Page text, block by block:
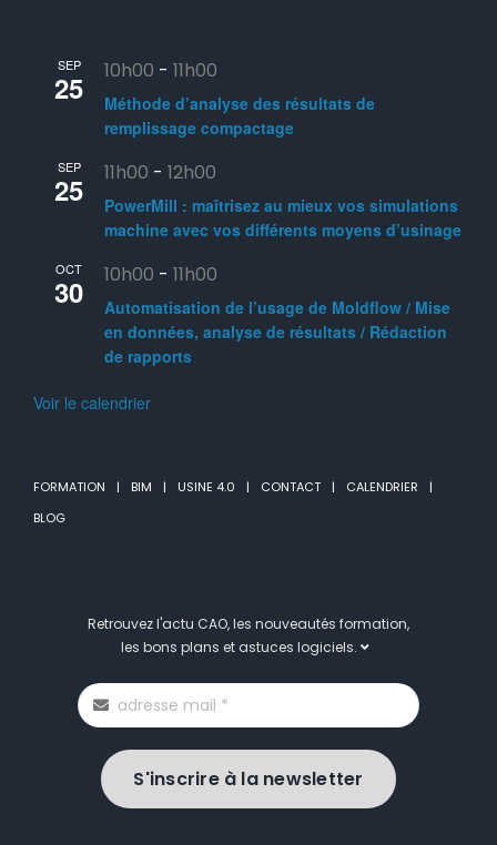
SEP
25 10h00 - 11h00
Méthode d’analyse des résultats de
remplissage compactage
SEP
25 11h00 - 12h00
PowerMill : maîtrisez au mieux vos simulations
machine avec vos différents moyens d’usinage
OCT
30 10h00 - 11h00
Automatisation de l’usage de Moldflow / Mise
en données, analyse de résultats / Rédaction
de rapports
Voir le calendrier
FORMATION BIM USINE 4.0 CONTACT
CALENDRIER
BLOG
Retrouvez l'actu CAO, les nouveautés formation,
les bons plans et astuces logiciels.
S'inscrire à la newsletter